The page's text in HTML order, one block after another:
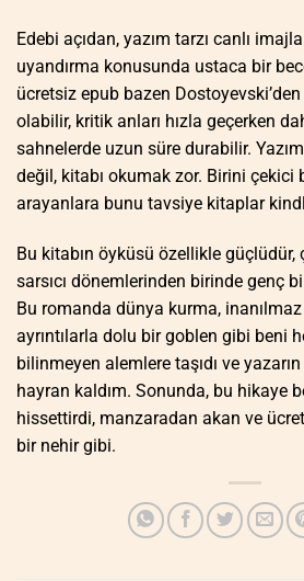
Edebi açıdan, yazım tarzı canlı
uyandırma konusunda ustaca bir
ücretsiz epub bazen
olabilir, kritik anları hızla geçerken
sahnelerde uzun süre durabilir.
değil, kitabı okumak zor. Birini çekici
arayanlara bunu tavsiye kitaplar
Bu kitabın öyküsü özellikle güçlüdür,
sarsıcı dönemlerinden birinde genç bir
Bu romanda dünya kurma,
ayrıntılarla dolu bir goblen gibi beni
bilinmeyen alemlere taşıdı ve
hayran kaldım. Sonunda, bu hikaye
hissettirdi, manzaradan akan ve
bir nehir gibi.